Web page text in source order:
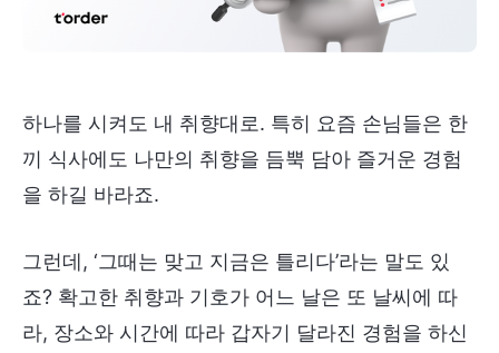
하나를 시켜도 내 취향대로. 특히 요즘 손님들은 한
끼 식사에도 나만의 취향을 듬뿍 담아 즐거운 경험
을 하길 바라죠.
그런데, ‘그때는 맞고 지금은 틀리다’라는 말도 있
죠? 확고한 취향과 기호가 어느 날은 또 날씨에 따
라, 장소와 시간에 따라 갑자기 달라진 경험을 하신